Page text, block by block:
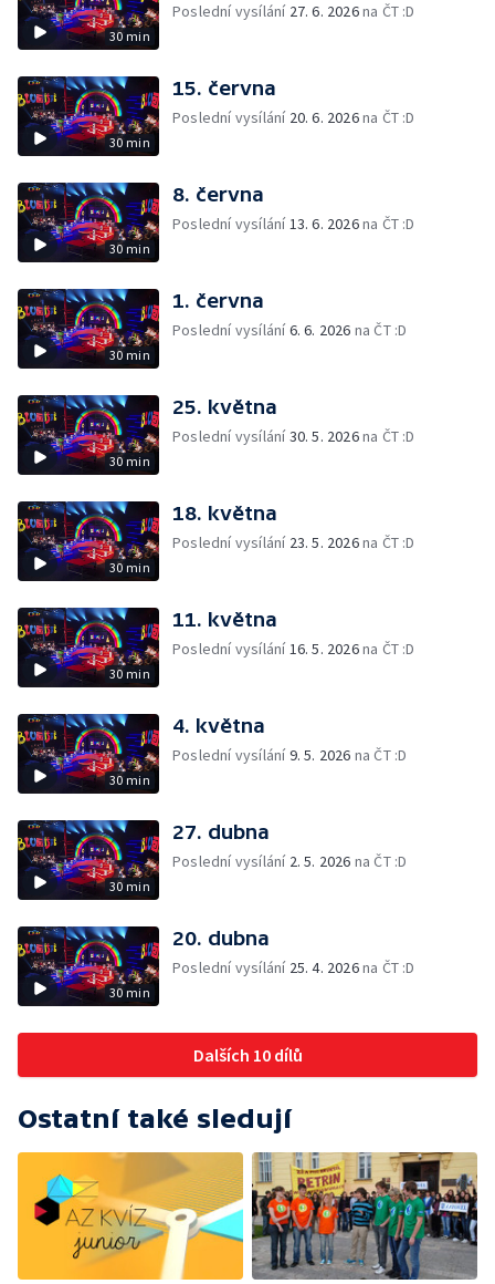
30 min
Poslední vysílání 27. 6. 2026na ČT :D
30 min
15. června
Poslední vysílání 20. 6. 2026na ČT :D
30 min
8. června
Poslední vysílání13. 6. 2026na ČT :D
30 min
1. června
Poslední vysílání6. 6. 2026 na ČT :D
30 min
25. května
Poslední vysílání30. 5. 2026na ČT :D
30 min
18. května
Poslední vysílání 23. 5. 2026na ČT :D
30 min
11. května
Poslední vysílání16. 5. 2026na ČT :D
30 min
4. května
Poslední vysílání9. 5. 2026 na ČT :D
30 min
27. dubna
Poslední vysílání 2. 5. 2026 na ČT :D
30 min
20. dubna
Poslední vysílání 25. 4. 2026na ČT :D
Dalších 10 dílů
Ostatní také sledují